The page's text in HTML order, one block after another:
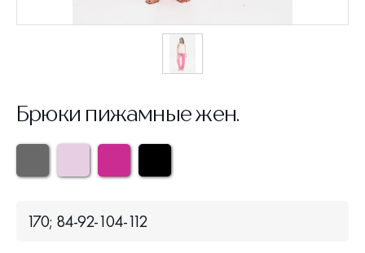
Брюки пижамные жен.
170; 84-92-104-112